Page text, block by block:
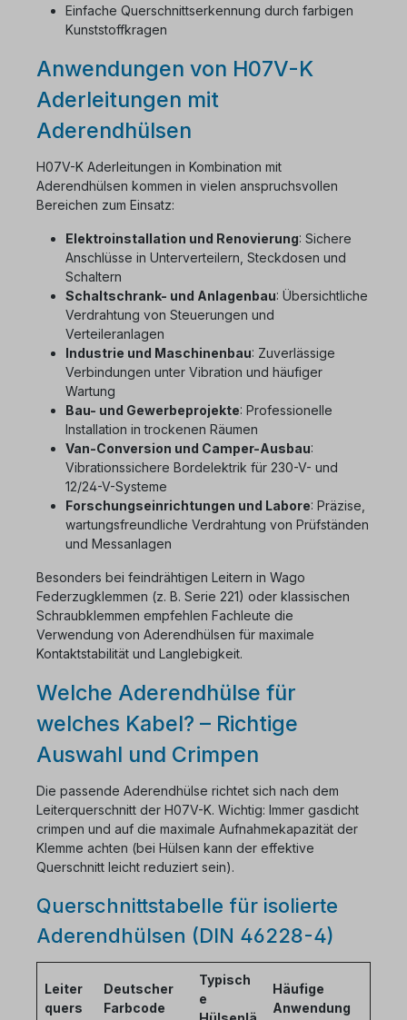
Einfache Querschnittserkennung durch farbigen
Kunststoffkragen
Anwendungen von H07V-K
Aderleitungen mit
Aderendhülsen
H07V-K Aderleitungen in Kombination mit
Aderendhülsen kommen in vielen anspruchsvollen
Bereichen zum Einsatz:
Elektroinstallation und Renovierung: Sichere
Anschlüsse in Unterverteilern, Steckdosen und
Schaltern
Schaltschrank- und Anlagenbau: Übersichtliche
Verdrahtung von Steuerungen und
Verteileranlagen
Industrie und Maschinenbau: Zuverlässige
Verbindungen unter Vibration und häufiger
Wartung
Bau- und Gewerbeprojekte: Professionelle
Installation in trockenen Räumen
Van-Conversion und Camper-Ausbau:
Vibrationssichere Bordelektrik für 230-V- und
12/24-V-Systeme
Forschungseinrichtungen und Labore: Präzise,
wartungsfreundliche Verdrahtung von Prüfständen
und Messanlagen
Besonders bei feindrähtigen Leitern in Wago
Federzugklemmen (z. B. Serie 221) oder klassischen
Schraubklemmen empfehlen Fachleute die
Verwendung von Aderendhülsen für maximale
Kontaktstabilität und Langlebigkeit.
Welche Aderendhülse für
welches Kabel? – Richtige
Auswahl und Crimpen
Die passende Aderendhülse richtet sich nach dem
Leiterquerschnitt der H07V-K. Wichtig: Immer gasdicht
crimpen und auf die maximale Aufnahmekapazität der
Klemme achten (bei Hülsen kann der effektive
Querschnitt leicht reduziert sein).
Querschnittstabelle für isolierte
Aderendhülsen (DIN 46228-4)
Leiter
quers
Deutscher
Farbcode
Typisch
e
Häufige
Anwendung